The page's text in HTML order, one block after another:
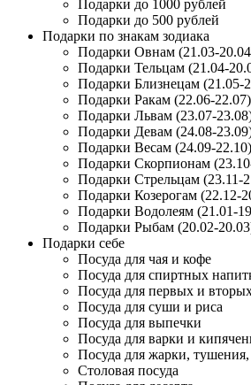
Подарки до 1000 рублей
Подарки до 500 рублей
Подарки по знакам зодиака
Подарки Овнам (21.03-
Подарки Тельцам (21.04-
Подарки Близнецам (21.05-
Подарки Ракам (22.06-22.07)
Подарки Львам (23.07-
Подарки Девам (24.08-
Подарки Весам (24.09-22.10)
Подарки Скорпионам
Подарки Стрельцам (23.11-
Подарки Козерогам (22.12-
Подарки Водолеям (21.01-
Подарки Рыбам (20.02-
Подарки себе
Посуда для чая и кофе
Посуда для спиртных
Посуда для первых и
Посуда для суши и риса
Посуда для выпечки
Посуда для варки и
Посуда для жарки,
Столовая посуда